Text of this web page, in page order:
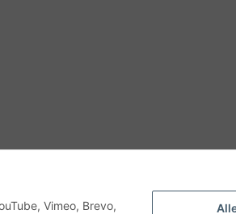
Vimeo, Brevo,
und vom Produkt abweichen.